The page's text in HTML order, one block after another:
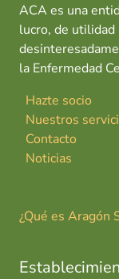
ACA es una
lucro, de utilidad
la Enfermedad
Hazte socio
Nuestros
Contacto
Noticias
¿Qué es Aragón